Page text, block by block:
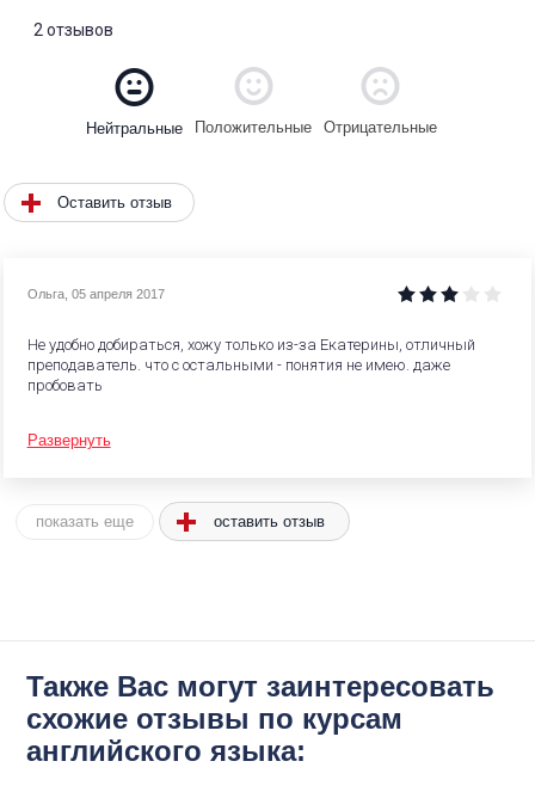
2 отзывов
Нейтральные Положительные Отрицательные
Оставить отзыв
Ольга, 05 апреля 2017
Не удобно добираться, хожу только из-за Екатерины, отличный
преподаватель. что с остальными - понятия не имею. даже
пробовать
Развернуть
показать еще оставить отзыв
Также Вас могут заинтересовать
схожие отзывы по курсам
английского языка: